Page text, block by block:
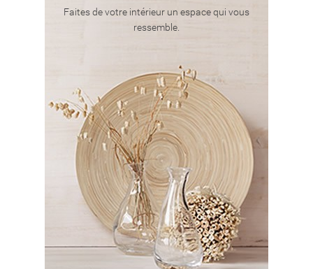
Faites de votre intérieur un espace qui vous
ressemble.